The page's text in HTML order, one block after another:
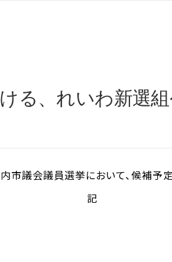
る、れいわ新選
議会議員選挙において、候補予